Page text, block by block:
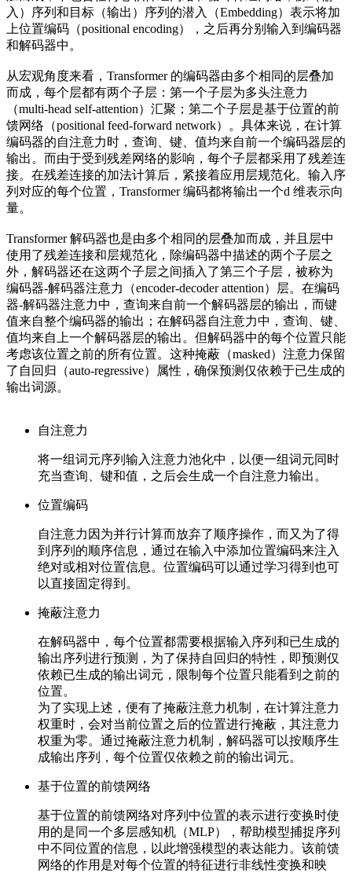
入）序列和目标（输出）序列的潜入（Embedding）表示将加
上位置编码（positional encoding），之后再分别输入到编码器
和解码器中。
从宏观角度来看，Transformer 的编码器由多个相同的层叠加
而成，每个层都有两个子层：第一个子层为多头注意力
（multi-head self-attention）汇聚；第二个子层是基于位置的前
馈网络（positional feed-forward network）。具体来说，在计算
编码器的自注意力时，查询、键、值均来自前一个编码器层的
输出。而由于受到残差网络的影响，每个子层都采用了残差连
接。在残差连接的加法计算后，紧接着应用层规范化。输入序
列对应的每个位置，Transformer 编码都将输出一个d 维表示向
量。
Transformer 解码器也是由多个相同的层叠加而成，并且层中
使用了残差连接和层规范化，除编码器中描述的两个子层之
外，解码器还在这两个子层之间插入了第三个子层，被称为
编码器-解码器注意力（encoder-decoder attention）层。在编码
器-解码器注意力中，查询来自前一个解码器层的输出，而键
值来自整个编码器的输出；在解码器自注意力中，查询、键、
值均来自上一个解码器层的输出。但解码器中的每个位置只能
考虑该位置之前的所有位置。这种掩蔽（masked）注意力保留
了自回归（auto-regressive）属性，确保预测仅依赖于已生成的
输出词源。
自注意力
将一组词元序列输入注意力池化中，以便一组词元同时
充当查询、键和值，之后会生成一个自注意力输出。
位置编码
自注意力因为并行计算而放弃了顺序操作，而又为了得
到序列的顺序信息，通过在输入中添加位置编码来注入
绝对或相对位置信息。位置编码可以通过学习得到也可
以直接固定得到。
掩蔽注意力
在解码器中，每个位置都需要根据输入序列和已生成的
输出序列进行预测，为了保持自回归的特性，即预测仅
依赖已生成的输出词元，限制每个位置只能看到之前的
位置。
为了实现上述，便有了掩蔽注意力机制，在计算注意力
权重时，会对当前位置之后的位置进行掩蔽，其注意力
权重为零。通过掩蔽注意力机制，解码器可以按顺序生
成输出序列，每个位置仅依赖之前的输出词元。
基于位置的前馈网络
基于位置的前馈网络对序列中位置的表示进行变换时使
用的是同一个多层感知机（MLP），帮助模型捕捉序列
中不同位置的信息，以此增强模型的表达能力。该前馈
网络的作用是对每个位置的特征进行非线性变换和映